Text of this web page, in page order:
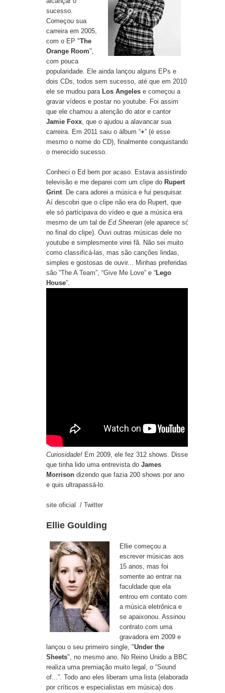
sucesso.
Começou sua
carreira em 2005,
com o EP "The
Orange Room",
com pouca
popularidade. Ele ainda lançou alguns EPs e
dois CDs, todos sem sucesso, até que em 2010
ele se mudou para Los Angeles e começou a
gravar vídeos e postar no youtube. Foi assim
que ele chamou a atenção do ator e cantor
Jamie Foxx, que o ajudou a alavancar sua
carreira. Em 2011 saiu o álbum “+” (é esse
mesmo o nome do CD), finalmente conquistando
o merecido sucesso.
Conheci o Ed bem por acaso. Estava assistindo
televisão e me deparei com um clipe do Rupert
Grint. De cara adorei a música e fui pesquisar.
Aí descobri que o clipe não era do Rupert, que
ele só participava do vídeo e que a música era
mesmo de um tal de Ed Sheeran (ele aparece só
no final do clipe). Ouvi outras músicas dele no
youtube e simplesmente virei fã. Não sei muito
como classificá-las, mas são canções lindas,
simples e gostosas de ouvir... Minhas preferidas
são “The A Team”, “Give Me Love” e “Lego
House”.
Curiosidade! Em 2009, ele fez 312 shows. Disse
que tinha lido uma entrevista do James
Morrison dizendo que fazia 200 shows por ano
e quis ultrapassá-lo.
site oficial / Twitter
Ellie Goulding
Ellie começou a
escrever músicas aos
15 anos, mas foi
somente ao entrar na
faculdade que ela
entrou em contato com
a música eletrônica e
se apaixonou. Assinou
contrato com uma
gravadora em 2009 e
lançou o seu primeiro single, "Under the
Sheets", no mesmo ano. No Reino Unido a BBC
realiza uma premiação muito legal, o “Sound
of...”. Todo ano eles liberam uma lista (elaborada
por críticos e especialistas em música) dos